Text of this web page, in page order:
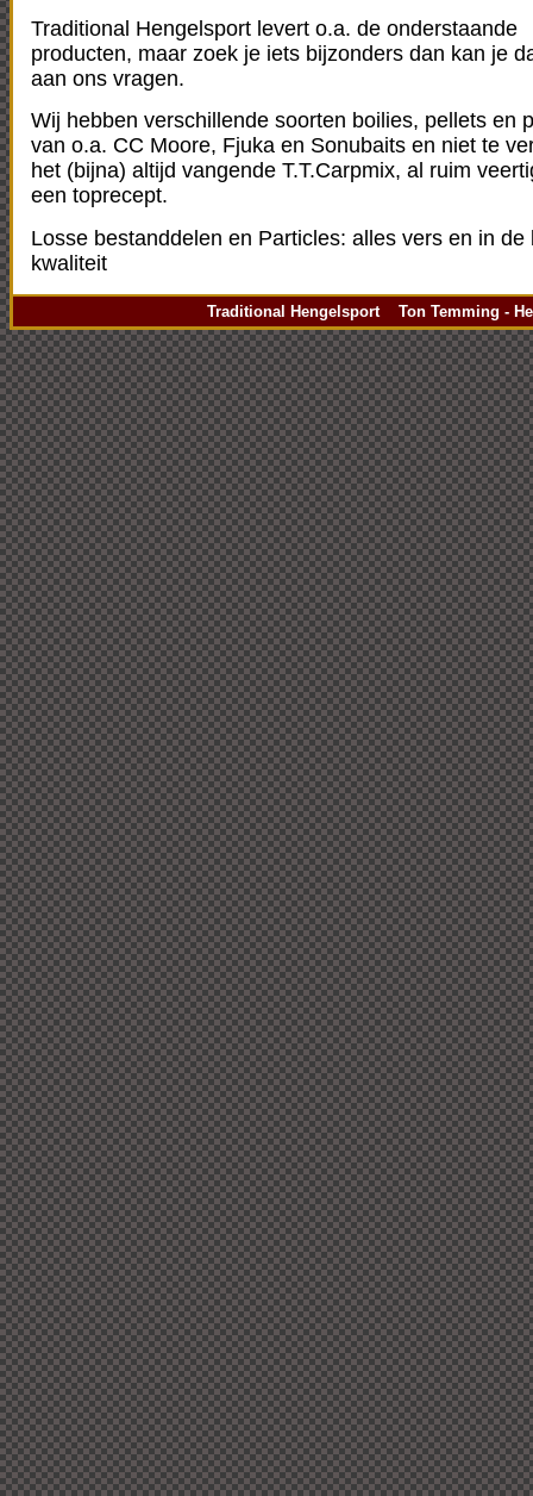
Traditional Hengelsport levert o.a. de onderstaande
producten, maar zoek je iets bijzonders dan kan je
aan ons vragen.
Wij hebben verschillende soorten boilies, pellets en
van o.a. CC Moore, Fjuka en Sonubaits en niet te
het (bijna) altijd vangende T.T.Carpmix, al ruim
een toprecept.
Losse bestanddelen en Particles: alles vers en in de
kwaliteit
Traditional Hengelsport Ton Temming -